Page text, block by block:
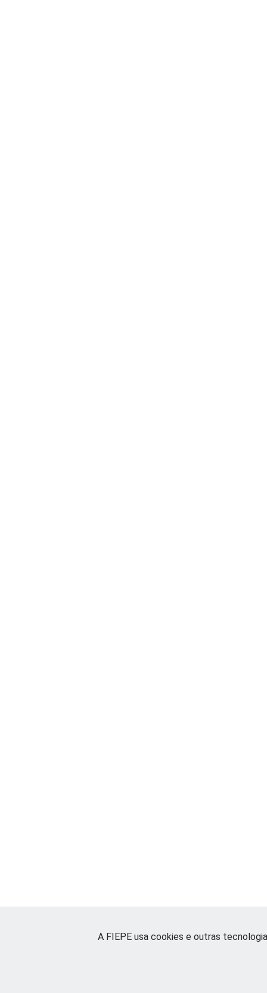
A FIEPE usa cookies e outras